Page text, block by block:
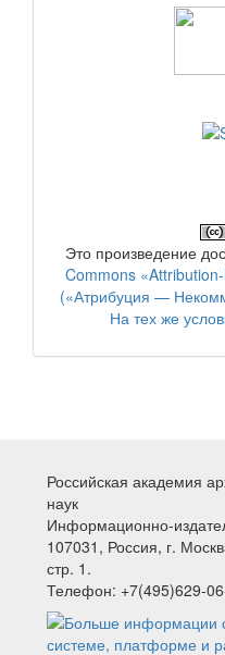
Это произведение
Commons
(«Атрибуция —
На тех же
Российская академия
наук
Информационно-
107031, Россия, г.
стр. 1.
Телефон: +7(495)629-